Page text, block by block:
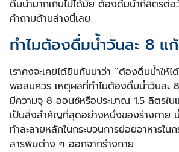
ดื่มน้ำมากเกินไปได้มั้ย ต้องดื่มน้ำกี่ลิตรต่
คำถามด้านล่างนี้เลย
ทำไมต้องดื่มน้ำวันละ 8 แ
เราคงจะเคยได้ยินกันมาว่า “ต้องดื่มน้ำให้
พอสมควร เหตุผลที่ทำไมต้องดื่มน้ำวันละ
มีความจุ 8 ออนซ์หรือประมาณ 1.5 ลิตรใน
เป็นสิ่งสำคัญที่สุดอย่างหนึ่งของร่างกาย น้
ทำละลายหลักในกระบวนการย่อยอาหารในก
สารพิษต่าง ๆ ออกจากร่างกาย